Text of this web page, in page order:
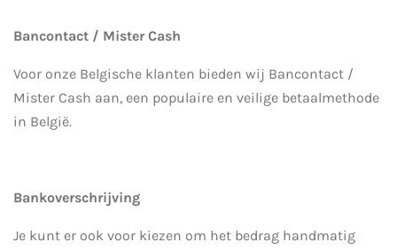
Bancontact / Mister Cash
Voor onze Belgische klanten bieden wij Bancontact /
Mister Cash aan, een populaire en veilige betaalmethode
in België.
Bankoverschrijving
Je kunt er ook voor kiezen om het bedrag handmatig